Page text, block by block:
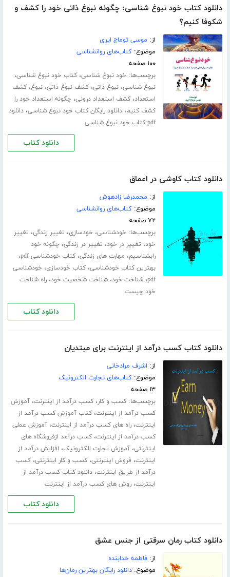
دانلود کتاب خود نبوغ شناسی: چگونه نبوغ ذاتی خود را کشف و
شکوفا کنیم؟
از: موسی توماج ایری
موضوع:کتاب‌های روانشناسی
۱۰۰ صفحه
برچسب‌ها: خود نبوغ شناسی،کتاب خود نبوغ شناسی،
نبوغ شناسی،نبوغ ذاتی،کشف نبوغ ذاتی،نبوغ،کشف
استعداد،کشف استعداد درونی، چگونه استعداد خود را
کشف کنیم،دانلود رایگان کتاب خود نبوغ شناسی،دانلود
pdf کتاب خود نبوغ شناسی
دانلود کتاب
دانلود کتاب کاوشی در اعماق
از: محمدرضا زادهوش
موضوع:کتاب‌های روانشناسی
۷۲ صفحه
برچسب‌ها: خودشناسی، خودسازی، تغییر زندگی، تغییر
خود، تغییر در خود، تغییر در زندگی، چگونه خود
رابشناسیم، مهارت های زندگی،کتاب خودشناسی pdf ،
بهترین کتاب خودشناسی،کتاب خودسازی، خودشناسی
pdf،شناخت خود،شناخت شخصیت خود،راه شناخت
خود چیست
دانلود کتاب
دانلود کتاب کسب درآمد از اینترنت برای مبتدیان
از: اشرف مرادخانی
موضوع:کتاب‌های تجارت الکترونیک
۱۳ صفحه
برچسب‌ها:کسب و کار،کسب درآمد از اینترنت،آموزش
کسب درآمد از اینترنت،کتاب آموزش کسب درآمد از
اینترنت،راه های کسب درآمد از اینترنت،آموزش عملی
کسب درآمد از اینترنت،کسب درآمد ازفروشگاه های
اینترنتی،آموزش تجارت الکترونیک، افزایش درآمد از
اینترنت، فروش اینترنتی،کسب و کار اینترنتی،کسب
درآمد از طریق اینترنت،دانلود کتاب کسب درآمد از
اینترنت،روش های کسب درآمد از اینترنت
دانلود کتاب
دانلود کتاب رمان سرقتی از جنس عشق
از:فاطمه خدابنده
موضوع:دانلود رایگان بهترین رمان‌ها